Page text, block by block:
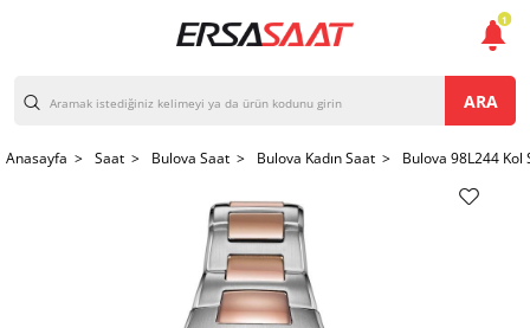
ARA
Anasayfa > Saat > Bulova Saat > Bulova Kadın Saat > Bulova 98L244 Kol
1